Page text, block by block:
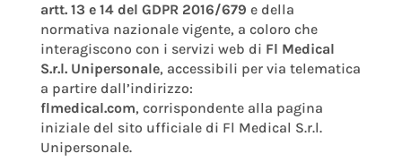
artt. 13 e 14 del GDPR 2016/679 e della
normativa nazionale vigente, a coloro che
interagiscono con i servizi web di Fl Medical
S.r.l. Unipersonale, accessibili per via telematica
a partire dall’indirizzo:
flmedical.com, corrispondente alla pagina
iniziale del sito ufficiale di Fl Medical S.r.l.
Unipersonale.